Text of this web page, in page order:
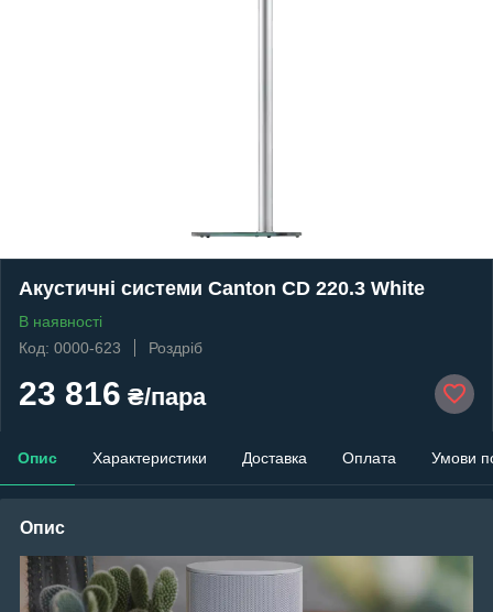
Акустичні системи Canton CD 220.3 White
В наявності
Код: 0000-623
Роздріб
23 816 ₴/пара
Опис Характеристики Доставка Оплата Умови
Опис